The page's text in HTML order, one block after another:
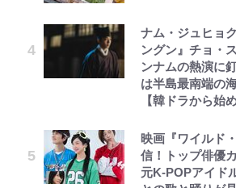
ナム・ジュヒョ
ングン』チョ・
ンナムの熱演に
は半島最南端の
【韓ドラから始
映画『ワイルド
信！トップ俳優
元K-POPアイド